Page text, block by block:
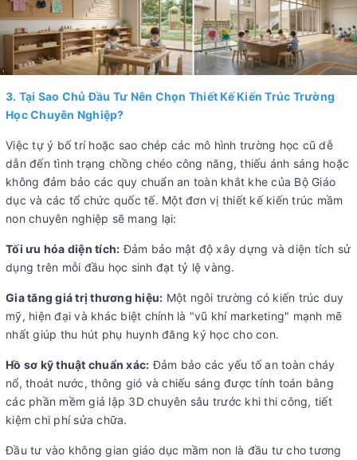
3. Tại Sao Chủ Đầu Tư Nên Chọn Thiết Kế Kiến Trúc Trường
Học Chuyên Nghiệp?
Việc tự ý bố trí hoặc sao chép các mô hình trường học cũ dễ
dẫn đến tình trạng chồng chéo công năng, thiếu ánh sáng hoặc
không đảm bảo các quy chuẩn an toàn khắt khe của Bộ Giáo
dục và các tổ chức quốc tế. Một đơn vị thiết kế kiến trúc mầm
non chuyên nghiệp sẽ mang lại:
Tối ưu hóa diện tích: Đảm bảo mật độ xây dựng và diện tích sử
dụng trên mỗi đầu học sinh đạt tỷ lệ vàng.
Gia tăng giá trị thương hiệu: Một ngôi trường có kiến trúc duy
mỹ, hiện đại và khác biệt chính là "vũ khí marketing" mạnh mẽ
nhất giúp thu hút phụ huynh đăng ký học cho con.
Hồ sơ kỹ thuật chuẩn xác: Đảm bảo các yếu tố an toàn cháy
nổ, thoát nước, thông gió và chiếu sáng được tính toán bằng
các phần mềm giả lập 3D chuyên sâu trước khi thi công, tiết
kiệm chi phí sửa chữa.
Đầu tư vào không gian giáo dục mầm non là đầu tư cho tương